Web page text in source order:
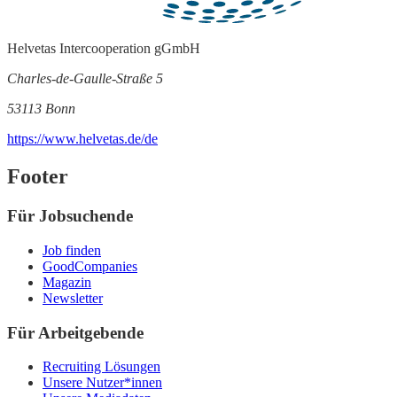
Helvetas Intercooperation gGmbH
Charles-de-Gaulle-Straße 5
53113 Bonn
https://www.helvetas.de/de
Footer
Für Jobsuchende
Job finden
GoodCompanies
Magazin
Newsletter
Für Arbeitgebende
Recruiting Lösungen
Unsere Nutzer*innen